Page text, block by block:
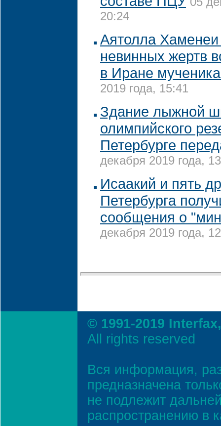
20:24
Аятолла Хаменеи
невинных жертв
в Иране
2019 года, 15:41
Здание лыжной
олимпийского
Петербурге
декабря 2019 года,
Исаакий и пять
Петербурга
сообщения о
декабря 2019 года,
© 1991-2019
All rights reserved
Вся информация,
предназначена
не подлежит
распространению в